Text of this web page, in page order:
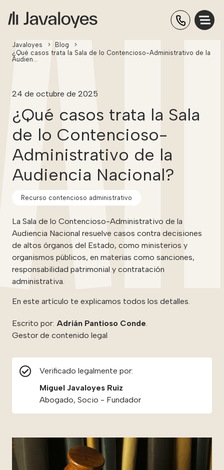
Javaloyes > Blog
>
¿Qué casos trata la Sala de lo Contencioso-Administrativo de la
Audien…
24 de octubre de 2025
¿Qué casos trata la Sala
de lo Contencioso-
Administrativo de la
Audiencia Nacional?
Recurso contencioso administrativo
La Sala de lo Contencioso-Administrativo de la
Audiencia Nacional resuelve casos contra decisiones
de altos órganos del Estado, como ministerios y
organismos públicos, en materias como sanciones,
responsabilidad patrimonial y contratación
administrativa.
En este artículo te explicamos todos los detalles.
Escrito por: Adrián Pantioso Conde
Gestor de contenido legal
Verificado legalmente por:
Miguel Javaloyes Ruiz
Abogado, Socio - Fundador